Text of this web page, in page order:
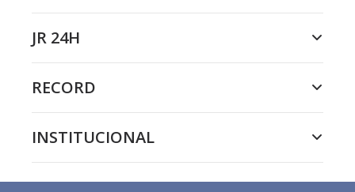
JR 24H
RECORD
INSTITUCIONAL